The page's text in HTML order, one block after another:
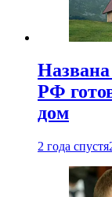
РФ
дом
2 года спустя